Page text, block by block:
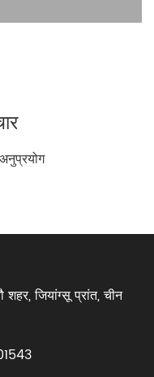
जियांग्सू प्रांत, चीन